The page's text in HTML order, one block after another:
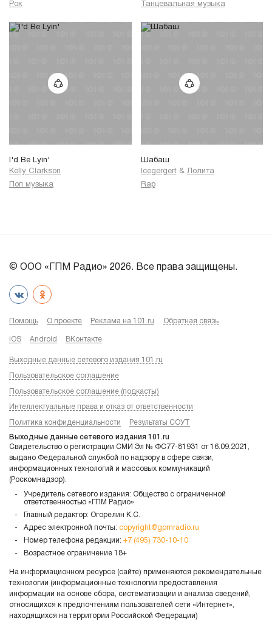
Рок
Танцевальная музыка
I'd Be Lyin'
Kelly Clarkson
Поп музыка
Шабаш
Icegergert & Лолита
Rap
© ООО «ГПМ Радио» 2026. Все права защищены.
Помощь О проекте Реклама на 101.ru Обратная связь
iOS Android ВКонтакте
Выходные данные сетевого издания 101.ru
Пользовательское соглашение
Пользовательское соглашение (подкасты)
Интеллектуальные права и отказ от ответственности
Политика конфиденциальности Результаты СОУТ
Выходные данные сетевого издания 101.ru
Свидетельство о регистрации СМИ Эл № ФС77-81931 от 16.09.2021,
выдано Федеральной службой по надзору в сфере связи,
информационных технологий и массовых коммуникаций
(Роскомнадзор).
Учредитель сетевого издания: Общество с ограниченной
ответственностью «ГПМ Радио»
Главный редактор: Огорелин К.С.
Адрес электронной почты: copyright@gpmradio.ru
Номер телефона редакции: +7 (495) 730-10-10
Возрастное ограничение 18+
На информационном ресурсе (сайте) применяются рекомендательные
технологии (информационные технологии предоставления
информации на основе сбора, систематизации и анализа сведений,
относящихся к предпочтениям пользователей сети «Интернет»,
находящихся на территории Российской Федерации)